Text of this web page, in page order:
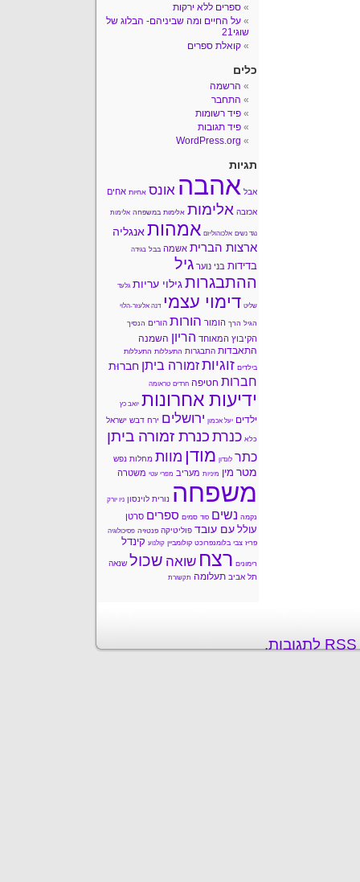
ספרים ללא ירקות
על החיים ומה שביניהם- הבלוג של
שוגי21
קואלת ספרים
כלים
הרשמה
התחבר
פיד רשומות
פיד תגובות
WordPress.org
תגיות
אבל אהבה אונס אחיות אחים
אכזבה אלימות אלימות במשפחה אלימות
נגד נשים אלכוהוליזם אמהותאנגליה
ארצות הברית אשמה בבל בגידה
בדידות בני נוער גיל
ההתבגרות גילוי עריות גלעד
שליט דימוי עצמי דנה אלעזר-הלוי
הגיל הרך הומור הורות הורים הנסיך
הקיבוץ המאוחד הריון השמנה
התאבדות התבגרות התעללות התעללות
בילדים זוגיותזמורה ביתן חברוּת
חברות חטיפה חרדים טראומה
ידיעות אחרונות יואב כץ
ילדים יעל אכמון ירושלים ירח דבש ישראל
כלא כנרת כנרת זמורה ביתן
כתר לונדון מודן מוות מחלות נפש
מטר מין מיניות מעריב מפרי עטי משטרה
משפחה נורית לוינסון ניו יורק
נקמה נשים סוד סמים ספרים סרטן
עולל עם עובד פוליטיקה פנטזיה פסיכולוגיה
פריז צבי בלומנפרוכט קולומביין קולנוע קינדל
רימונים רצח שואה שכול שנאה
תל אביב תעלומה תקשורת
.